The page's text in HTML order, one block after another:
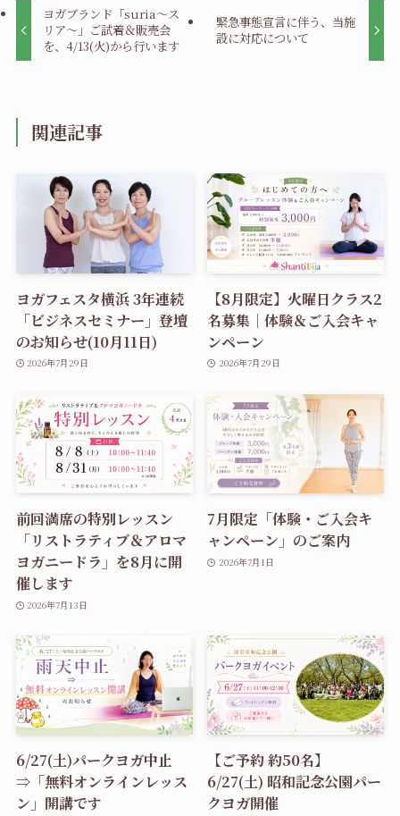
ヨガブランド「suria～ス
リア～」ご試着＆販売会
を、4/13(火)から行います
緊急事態宣言に伴う、当施
設に対応について
関連記事
ヨガフェスタ横浜 3年連続
「ビジネスセミナー」登壇
のお知らせ(10月11日)
2026年7月29日
【8月限定】火曜日クラス2
名募集｜体験＆ご入会キャ
ンペーン
2026年7月29日
前回満席の特別レッスン
「リストラティブ＆アロマ
ヨガニードラ」を8月に開
催します
2026年7月13日
7月限定「体験・ご入会キ
ャンペーン」のご案内
2026年7月1日
6/27(土)パークヨガ中止
⇒「無料オンラインレッス
ン」開講です
【ご予約 約50名】
6/27(土) 昭和記念公園パー
クヨガ開催